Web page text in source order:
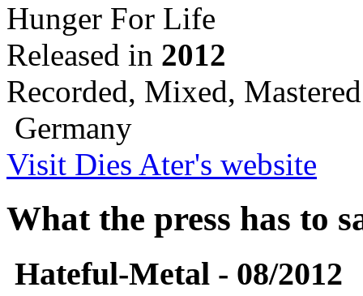
Hunger For Life
Released in 2012
Recorded, Mixed, Mastered
Germany
Visit Dies Ater's website
What the press has to
Hateful-Metal - 08/2012